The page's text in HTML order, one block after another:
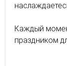
Каждый
праздником